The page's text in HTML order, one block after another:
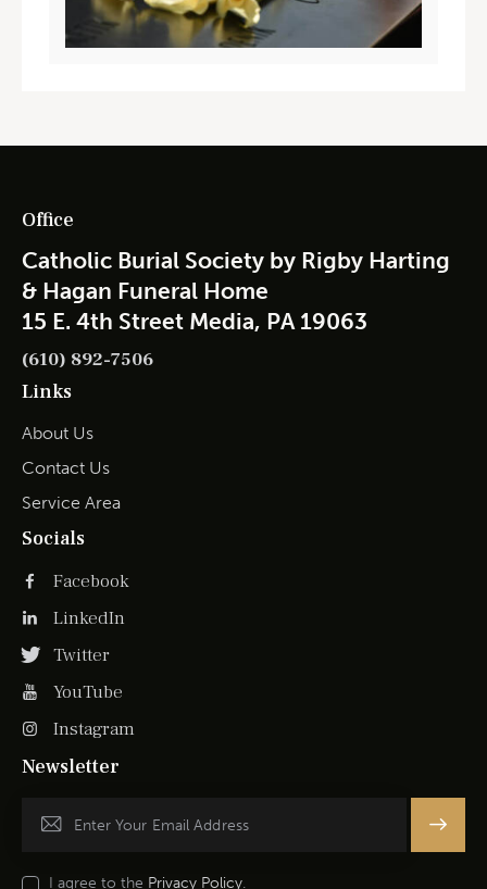
Office
Catholic Burial Society by Rigby Harting
& Hagan Funeral Home
15 E. 4th Street Media, PA 19063
(610) 892-7506
Links
About Us
Contact Us
Service Area
Socials
Facebook
LinkedIn
Twitter
YouTube
Instagram
Newsletter
Subscrib
I agree to the Privacy Policy.